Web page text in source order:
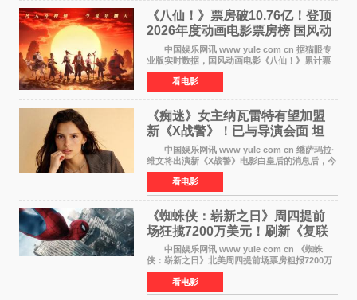
《八仙！》票房破10.76亿！登顶
2026年度动画电影票房榜 国风动
画逆袭暑期档
中国娱乐网讯 www yule com cn 据猫眼专
业版实时数据，国风动画电影《八仙！》累计票
房突破10 76亿元，超过《熊出没·年年有熊》，
暂列2026年度动画影片票房榜冠军。该片自暑期
档登陆院线以
看电影
《痴迷》女主纳瓦雷特有望加盟
新《X战警》！已与导演会面 坦
言“魔形女一直很酷”
中国娱乐网讯 www yule com cn 继萨玛拉·
维文将出演新《X战警》电影白皇后的消息后，今
年暑期档大热恐怖片《痴迷》女主角印达·纳瓦雷
特也有望加盟这部备受瞩目的漫威新作——目前
还处于有
看电影
《蜘蛛侠：崭新之日》周四提前
场狂揽7200万美元！刷新《复联
4》保持影史纪录
中国娱乐网讯 www yule com cn 《蜘蛛
侠：崭新之日》北美周四提前场票房粗报7200万
美元，创下影史单片北美提前场票房新纪录——
此前该纪录由《复仇者联盟4：终局之战》的6000
万美元保持，本
看电影